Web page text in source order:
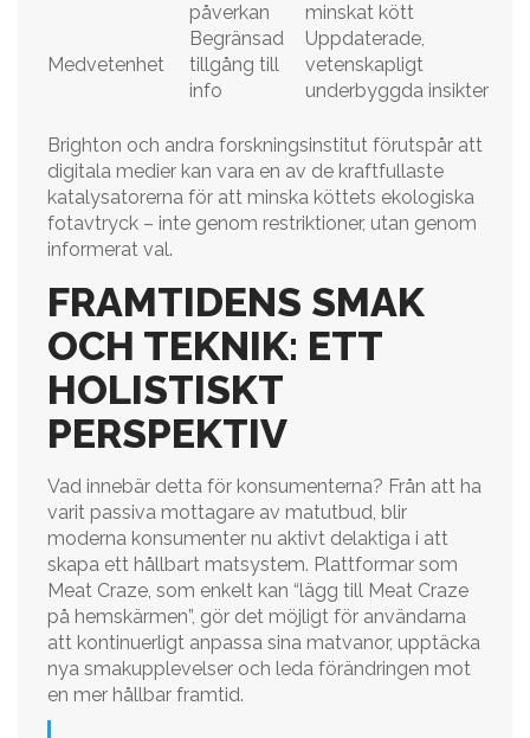
påverkan
minskat kött
Medvetenhet
Begränsad
tillgång till
info
Uppdaterade,
vetenskapligt
underbyggda insikter
Brighton och andra forskningsinstitut förutspår att
digitala medier kan vara en av de kraftfullaste
katalysatorerna för att minska köttets ekologiska
fotavtryck – inte genom restriktioner, utan genom
informerat val.
FRAMTIDENS SMAK
OCH TEKNIK: ETT
HOLISTISKT
PERSPEKTIV
Vad innebär detta för konsumenterna? Från att ha
varit passiva mottagare av matutbud, blir
moderna konsumenter nu aktivt delaktiga i att
skapa ett hållbart matsystem. Plattformar som
Meat Craze, som enkelt kan “lägg till Meat Craze
på hemskärmen”, gör det möjligt för användarna
att kontinuerligt anpassa sina matvanor, upptäcka
nya smakupplevelser och leda förändringen mot
en mer hållbar framtid.